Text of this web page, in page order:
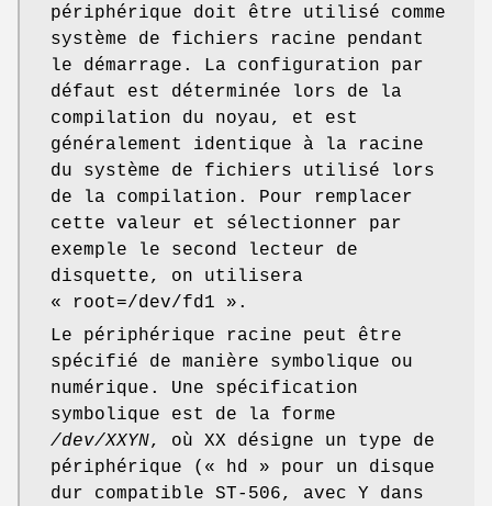
périphérique doit être utilisé comme
système de fichiers racine pendant
le démarrage. La configuration par
défaut est déterminée lors de la
compilation du noyau, et est
généralement identique à la racine
du système de fichiers utilisé lors
de la compilation. Pour remplacer
cette valeur et sélectionner par
exemple le second lecteur de
disquette, on utilisera
« root=/dev/fd1 ».
Le périphérique racine peut être
spécifié de manière symbolique ou
numérique. Une spécification
symbolique est de la forme
/dev/XXYN, où XX désigne un type de
périphérique (« hd » pour un disque
dur compatible ST-506, avec Y dans